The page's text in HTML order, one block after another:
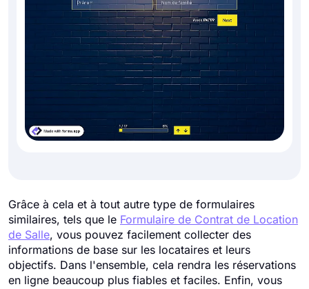
Grâce à cela et à tout autre type de formulaires
similaires, tels que le Formulaire de Contrat de Location
de Salle, vous pouvez facilement collecter des
informations de base sur les locataires et leurs
objectifs. Dans l'ensemble, cela rendra les réservations
en ligne beaucoup plus fiables et faciles. Enfin, vous